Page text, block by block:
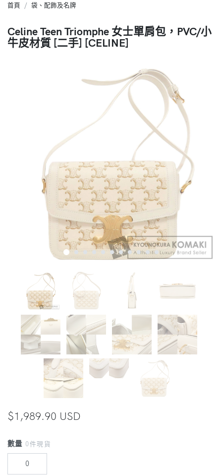
首頁 袋、配飾及名牌
Celine Teen Triomphe 女士單肩包，PVC/小
牛皮材質 [二手] [CELINE]
$1,989.90 USD
數量 0件現貨